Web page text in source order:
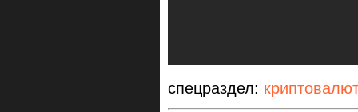
спецраздел: